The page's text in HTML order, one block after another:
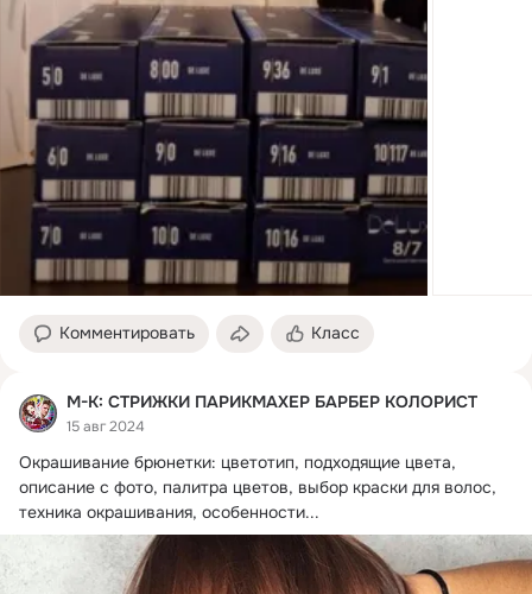
Комментировать Класс
М-К: СТРИЖКИ ПАРИКМАХЕР БАРБЕР КОЛОРИСТ
15 авг 2024
Окрашивание брюнетки: цветотип, подходящие цвета,
описание с фото, палитра цветов, выбор краски для волос,
техника окрашивания, особенности...